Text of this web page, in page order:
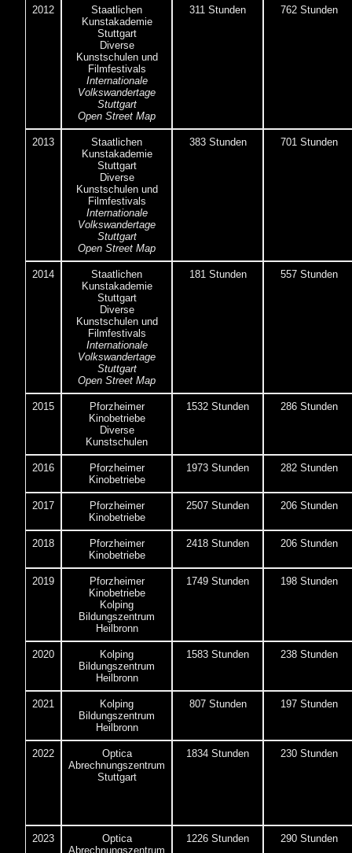
2012
Staatlichen
Kunstakademie
Stuttgart
Diverse
Kunstschulen und
Filmfestivals
Internationale
Volkswandertage
Stuttgart
Open Street Map
311 Stunden 762 Stunden
2013
Staatlichen
Kunstakademie
Stuttgart
Diverse
Kunstschulen und
Filmfestivals
Internationale
Volkswandertage
Stuttgart
Open Street Map
383 Stunden 701 Stunden
2014
Staatlichen
Kunstakademie
Stuttgart
Diverse
Kunstschulen und
Filmfestivals
Internationale
Volkswandertage
Stuttgart
Open Street Map
181 Stunden 557 Stunden
2015
Pforzheimer
Kinobetriebe
Diverse
Kunstschulen
1532 Stunden 286 Stunden
2016
Pforzheimer
Kinobetriebe
1973 Stunden 282 Stunden
2017
Pforzheimer
Kinobetriebe
2507 Stunden 206 Stunden
2018
Pforzheimer
Kinobetriebe
2418 Stunden 206 Stunden
2019
Pforzheimer
Kinobetriebe
Kolping
Bildungszentrum
Heilbronn
1749 Stunden 198 Stunden
2020
Kolping
Bildungszentrum
Heilbronn
1583 Stunden 238 Stunden
2021
Kolping
Bildungszentrum
Heilbronn
807 Stunden 197 Stunden
2022
Optica
Abrechnungszentrum
Stuttgart
1834 Stunden 230 Stunden
2023
Optica
Abrechnungszentrum
1226 Stunden 290 Stunden